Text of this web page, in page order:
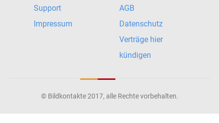
Support
Impressum
AGB
Datenschutz
Verträge hier
kündigen
© Bildkontakte 2017, alle Rechte vorbehalten.